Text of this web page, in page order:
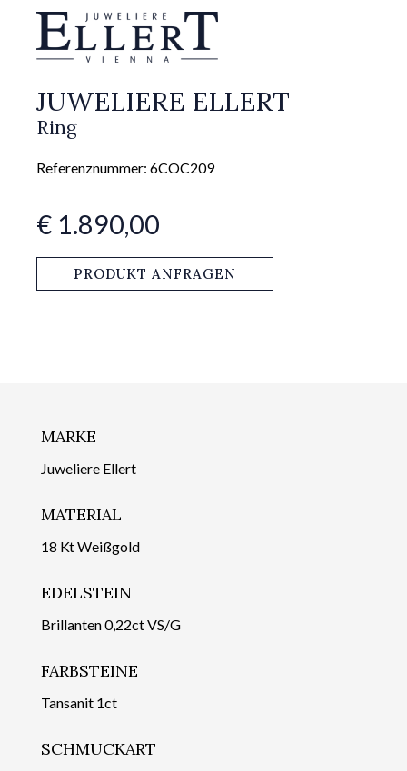
JUWELIERE ELLERT
Ring
Referenznummer: 6COC209
€ 1.890,00
PRODUKT ANFRAGEN
MARKE
Juweliere Ellert
MATERIAL
18 Kt Weißgold
EDELSTEIN
Brillanten 0,22ct VS/G
FARBSTEINE
Tansanit 1ct
SCHMUCKART